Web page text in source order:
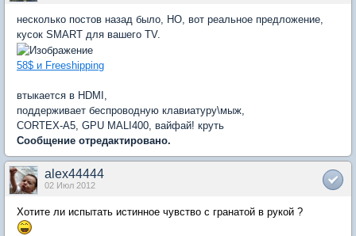
несколько постов назад было, НО, вот реальное предложение,
кусок SMART для вашего TV.
58$ и Freeshipping
втыкается в HDMI,
поддерживает беспроводную клавиатуру\мыж,
CORTEX-A5, GPU MALI400, вайфай! круть
Сообщение отредактировано.
alex44444
02 Июл 2012
Хотите ли испытать истинное чувство с гранатой в рукой ?